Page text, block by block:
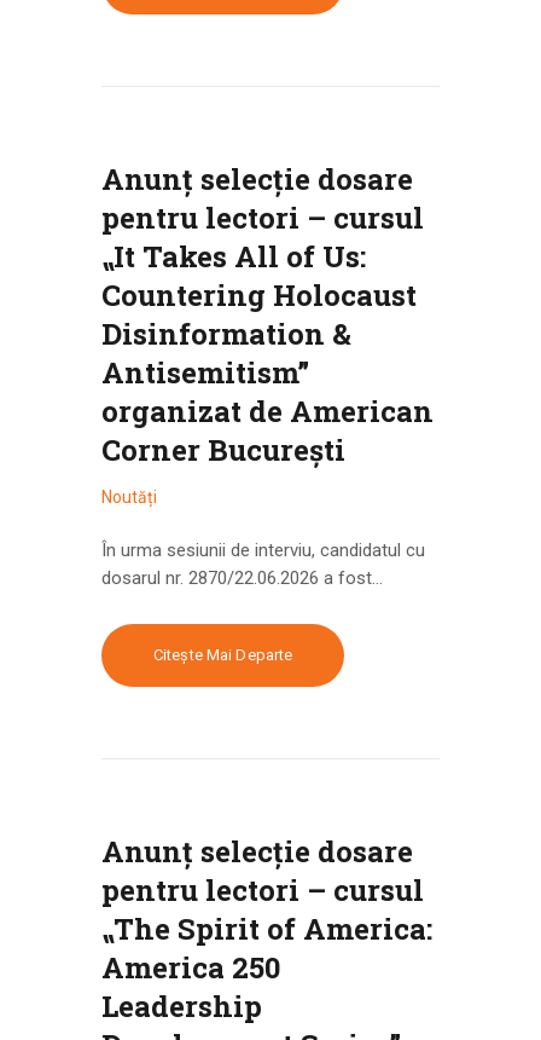
Anunț selecție dosare
pentru lectori – cursul
⹂It Takes All of Us:
Countering Holocaust
Disinformation &
Antisemitism”
organizat de American
Corner București
Noutăți
În urma sesiunii de interviu, candidatul cu
dosarul nr. 2870/22.06.2026 a fost…
Citește Mai Departe
Anunț selecție dosare
pentru lectori – cursul
⹂The Spirit of America:
America 250
Leadership